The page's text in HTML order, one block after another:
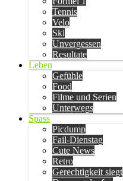
Tennis
Velo
Ski
Unvergessen
Resultate
Leben
Gefühle
Food
Filme und Serien
Unterwegs
Spass
Picdump
Fail-Dienstag
Cute News
Retro
Gerechtigkeit siegt